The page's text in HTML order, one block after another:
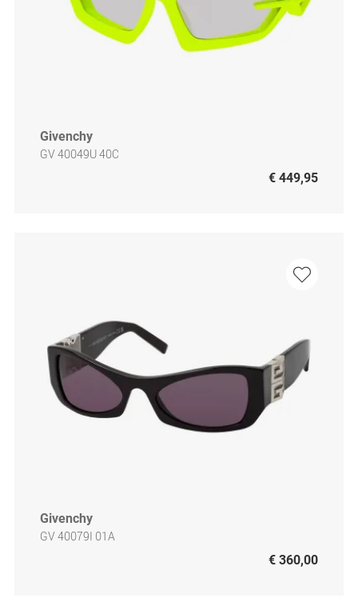
Givenchy
GV 40049U 40C
€ 449,95
Givenchy
GV 40079I 01A
€ 360,00